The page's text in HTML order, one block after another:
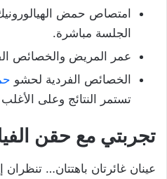
امتصاص حمض
الجلسة مباشرة.
عمر المريض والخصائص
الخصائص الفردية لحشو
تستمر النتائج وعلى الأغلب من 9-12
تجربتي مع حقن
عينان غائرتان باهتتان…